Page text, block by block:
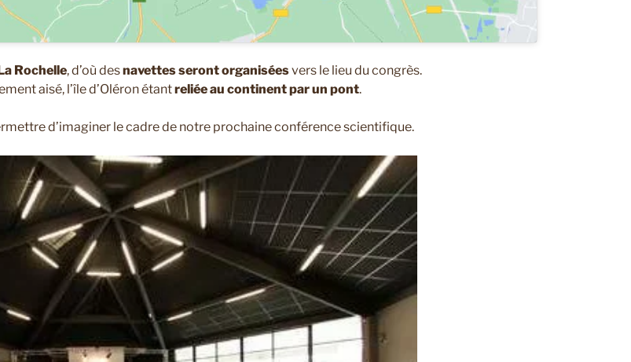
Rochelle, d’où desnavettes seront organiséesvers le lieu du congrès.
aisé, l’île d’Oléron étantreliée au continent par un pont.
d’imaginer le cadre de notre prochaine conférence scientifique.